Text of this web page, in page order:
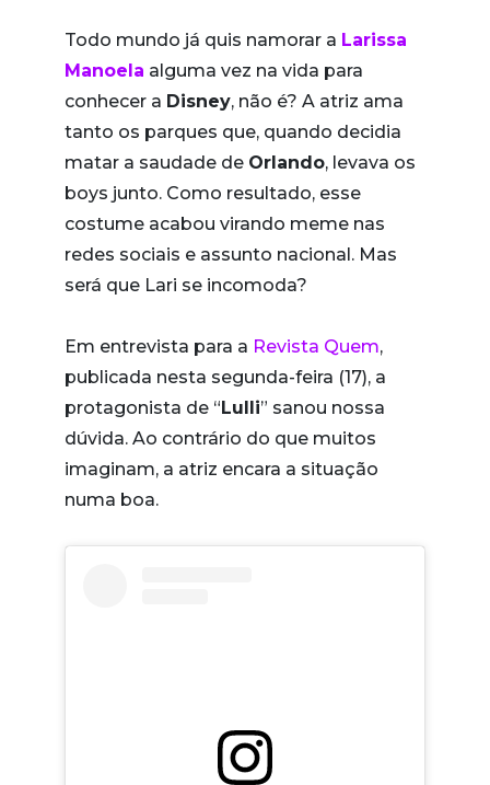
Todo mundo já quis namorar a Larissa
Manoela alguma vez na vida para
conhecer a Disney, não é? A atriz ama
tanto os parques que, quando decidia
matar a saudade de Orlando, levava os
boys junto. Como resultado, esse
costume acabou virando meme nas
redes sociais e assunto nacional. Mas
será que Lari se incomoda?
Em entrevista para a Revista Quem,
publicada nesta segunda-feira (17), a
protagonista de “Lulli” sanou nossa
dúvida. Ao contrário do que muitos
imaginam, a atriz encara a situação
numa boa.